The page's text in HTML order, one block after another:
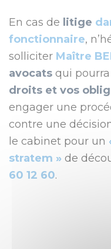
En cas de litige
fonctionnaire,
solliciter Maître
avocats qui pourra
droits et vos
engager une
contre une
le cabinet pour un
stratem » de
60 12 60.